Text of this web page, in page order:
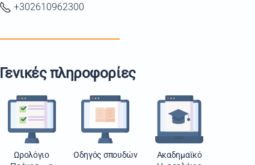
+302610962300
Γενικές πληροφορίες
Ωρολόγιο
Οδηγός σπουδών
Ακαδημαϊκό